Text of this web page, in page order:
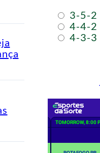
3-5-2
4-4-2
4-3-3